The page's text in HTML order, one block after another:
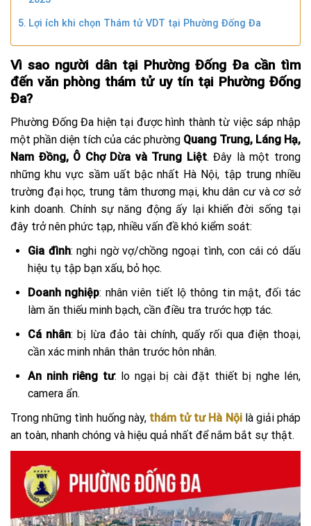
Lợi ích khi chọn Thám tử VDT tại Phường Đống Đa
Vì sao người dân tại Phường Đống Đa cần tìm
đến văn phòng thám tử uy tín tại Phường Đống
Đa?
Phường Đống Đa hiện tại được hình thành từ việc sáp nhập
một phần diện tích của các phường Quang Trung, Láng Hạ,
Nam Đồng, Ô Chợ Dừa và Trung Liệt. Đây là một trong
những khu vực sầm uất bậc nhất Hà Nội, tập trung nhiều
trường đại học, trung tâm thương mại, khu dân cư và cơ sở
kinh doanh. Chính sự năng động ấy lại khiến đời sống tại
đây trở nên phức tạp, nhiều vấn đề khó kiểm soát:
Gia đình: nghi ngờ vợ/chồng ngoại tình, con cái có dấu
hiệu tụ tập bạn xấu, bỏ học.
Doanh nghiệp: nhân viên tiết lộ thông tin mật, đối tác
làm ăn thiếu minh bạch, cần điều tra trước hợp tác.
Cá nhân: bị lừa đảo tài chính, quấy rối qua điện thoại,
cần xác minh nhân thân trước hôn nhân.
An ninh riêng tư: lo ngại bị cài đặt thiết bị nghe lén,
camera ẩn.
Trong những tình huống này, thám tử tư Hà Nộilà giải pháp
an toàn, nhanh chóng và hiệu quả nhất để nắm bắt sự thật.